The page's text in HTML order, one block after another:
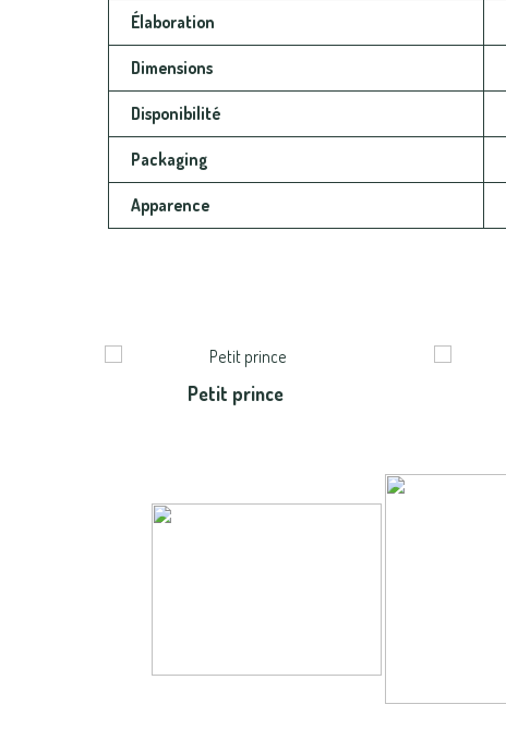
Élaboration
Dimensions
Disponibilité
Packaging
Apparence
Petit prince